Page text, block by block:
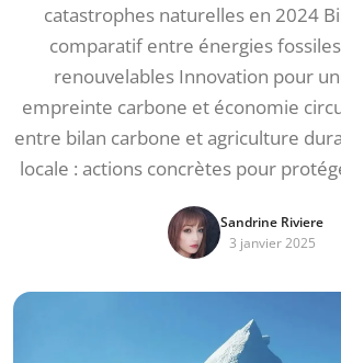
catastrophes naturelles en 2024
comparatif entre énergies
renouvelables Innovation pour
empreinte carbone et économie
entre bilan carbone et agriculture
locale : actions concrètes pour
Sandrine Riviere
3 janvier 2025